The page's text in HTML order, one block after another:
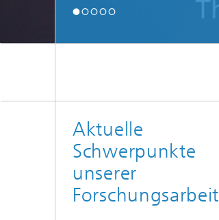
Aktuelle
Schwerpunkte
unserer
Forschungsarbeit